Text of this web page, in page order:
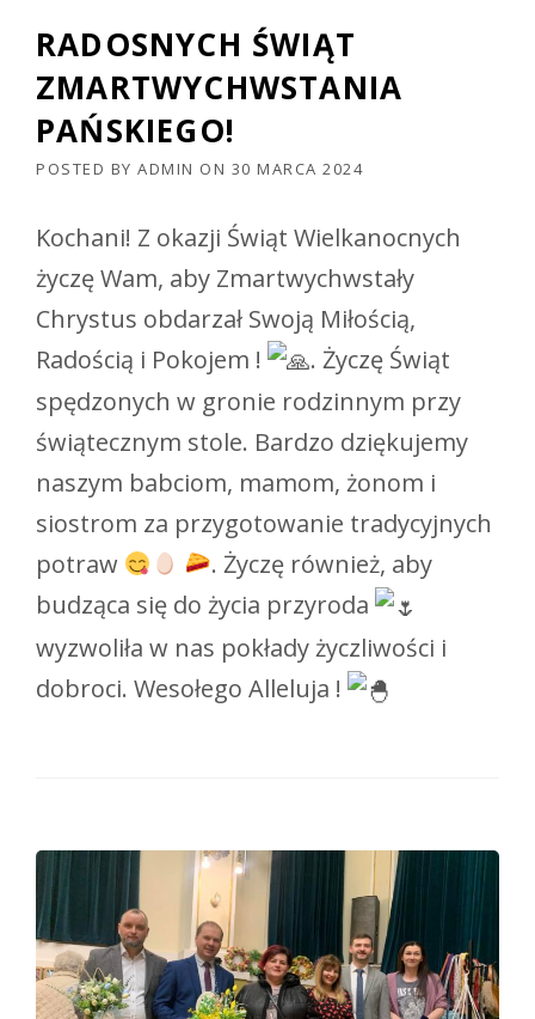
RADOSNYCH ŚWIĄT
ZMARTWYCHWSTANIA
PAŃSKIEGO!
POSTED BY ADMIN ON 30 MARCA 2024
Kochani! Z okazji Świąt Wielkanocnych
życzę Wam, aby Zmartwychwstały
Chrystus obdarzał Swoją Miłością,
Radością i Pokojem !
. Życzę Świąt
spędzonych w gronie rodzinnym przy
świątecznym stole. Bardzo dziękujemy
naszym babciom, mamom, żonom i
siostrom za przygotowanie tradycyjnych
potraw
. Życzę również, aby
budząca się do życia przyroda
wyzwoliła w nas pokłady życzliwości i
dobroci. Wesołego Alleluja !